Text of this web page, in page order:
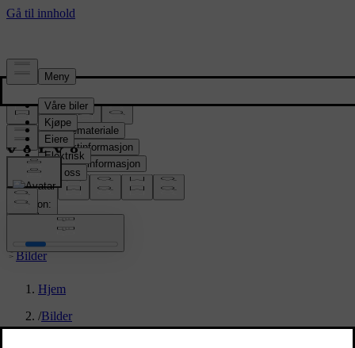
Presserom
Pressemateriale
Produktinformasjon
Selskapsinformasjon
Mediekontakter
location:
NO
Bilder
Hjem
/Bilder